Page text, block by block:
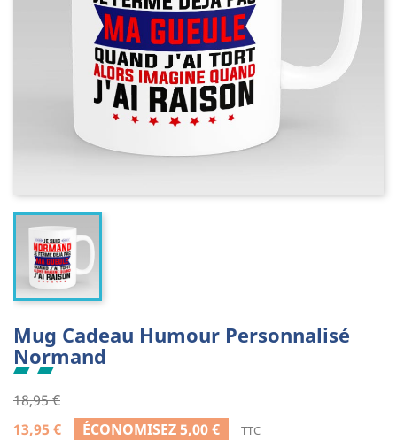
Mug Cadeau Humour Personnalisé
Normand
18,95 €
13,95 €
ÉCONOMISEZ 5,00 € TTC